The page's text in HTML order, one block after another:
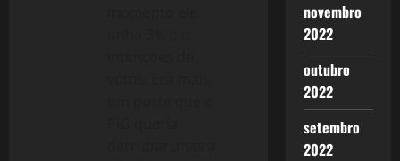
novembro
2022
outubro
2022
setembro
2022